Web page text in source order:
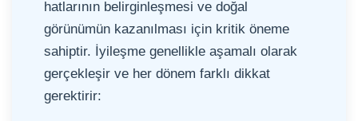
hatlarının belirginleşmesi ve doğal
görünümün kazanılması için kritik öneme
sahiptir. İyileşme genellikle aşamalı olarak
gerçekleşir ve her dönem farklı dikkat
gerektirir: